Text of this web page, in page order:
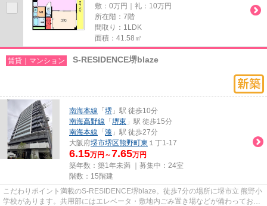
敷：0万円｜礼：10万円
所在階：7階
間取り：1LDK
面積：41.58㎡
賃貸｜マンション S-RESIDENCE堺blaze
南海本線 「 堺 」駅 徒歩10分
南海高野線 「 堺東 」駅 徒歩15分
南海本線 「 湊 」駅 徒歩27分
大阪府堺市堺区熊野町東 １丁1-17
6.15万円～7.65万円
築年数：築1年未満 ｜募集中： 24室
階数：15階建
こだわりポイント満載のS-RESIDENCE堺blaze。徒歩7分の場所に堺市立 熊野小
学校があります。共用部にはエレベータ・敷地内ごみ置き場などが備わっており